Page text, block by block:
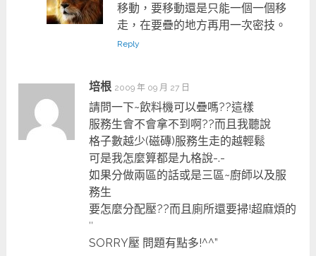
移動，要移動還是只能一個一個移
走，在要疊的地方再用一次密技。
Reply
培根 2009 年 09 月 27 日
請問一下~飲料機可以疊嗎??這樣
服務生會不會拿不到啊??而且我聽說
格子數越少(磁磚)服務生走的越輕鬆
可是我怎麼算都是九格說-.-
如果分做兩區的話或是三區~廚師以及服
務生
要怎麼分配壓??而且廁所還要掃!超麻煩的
ˊˋ
SORRY壓 問題有點多!^^”